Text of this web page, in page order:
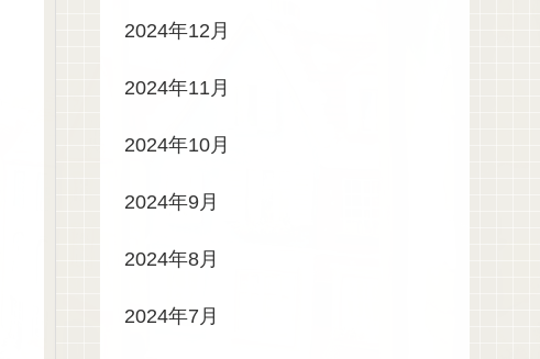
2024年12月
2024年11月
2024年10月
2024年9月
2024年8月
2024年7月